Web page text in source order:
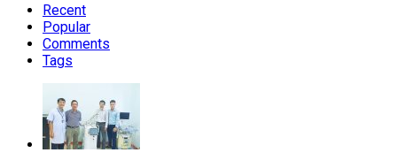
Recent
Popular
Comments
Tags